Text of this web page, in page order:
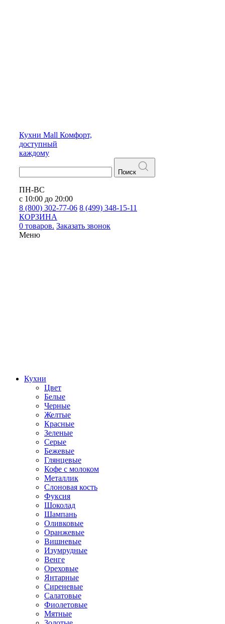
Кухни Mall Комфорт,
доступный
каждому
Поиск
ПН-ВС
с 10:00 до 20:00
8 (800) 302-77-06 8 (499) 348-15-11
КОРЗИНА
0 товаров. Заказать звонок
Меню
Кухни
Цвет
Белые
Черные
Желтые
Красные
Зеленые
Серые
Бежевые
Глянцевые
Кофе с молоком
Металлик
Слоновая кость
Фуксия
Шоколад
Шампань
Оливковые
Оранжевые
Вишневые
Изумрудные
Венге
Ореховые
Янтарные
Сиреневые
Салатовые
Фиолетовые
Мятные